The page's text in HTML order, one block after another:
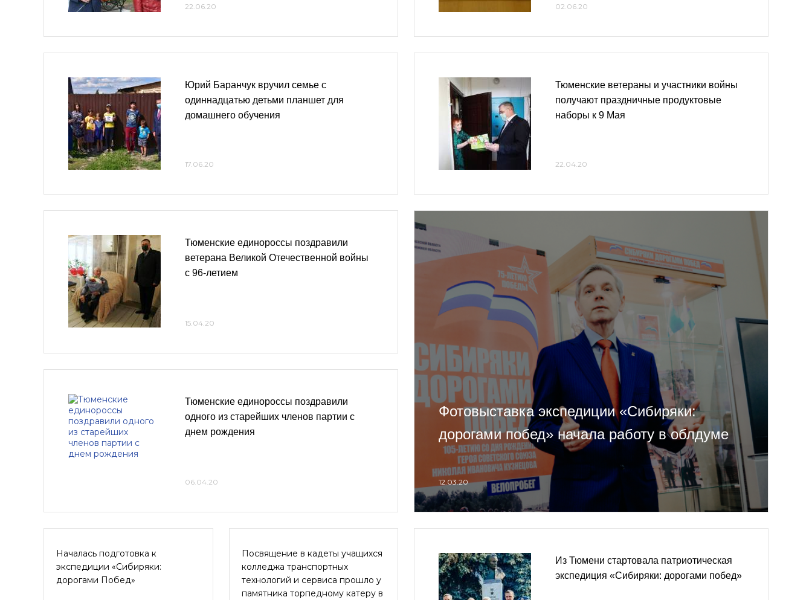
22.06.20
Юрий Баранчук вручил семье с
одиннадцатью детьми планшет для
домашнего обучения
17.06.20
02.06.20
Тюменские ветераны и участники войны
получают праздничные продуктовые
наборы к 9 Мая
22.04.20
Тюменские единороссы поздравили
ветерана Великой Отечественной войны
с 96-летием
15.04.20
Тюменские единороссы поздравили
одного из старейших членов партии с
днем рождения
06.04.20
Фотовыставка экспедиции «Сибиряки:
дорогами побед» начала работу в облдуме
12.03.20
Началась подготовка к
экспедиции «Сибиряки:
дорогами Побед»
Посвящение в кадеты учащихся
колледжа транспортных
технологий и сервиса прошло у
памятника торпедному катеру в
Из Тюмени стартовала патриотическая
экспедиция «Сибиряки: дорогами побед»